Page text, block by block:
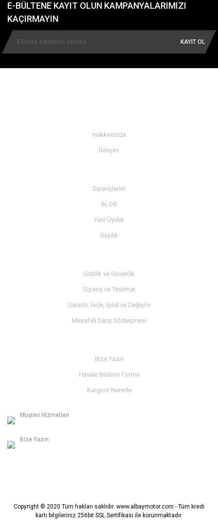
E-BÜLTENE KAYIT OLUN KAMPANYALARIMIZI
KAÇIRMAYIN
KAYIT OL
Hakkımızda
İletişim
Siparişlerim
BLOG
Yeni Üyelik
Bayilik
Gizlilik ve Güvenlik
Sipariş ve Teslimat
Garanti, İade, İptal ve Değişim
Mesafeli Satış Sözleşmesi
Bize Yazın
Havale Bildirim Formu
Kargom Nerede
Müşteri Hizmetleri
Bize Yazın
Copyright © 2020 Tüm hakları saklıdır. www.albaymotor.com - Tüm kredi
kartı bilgileriniz 256bit SSL Sertifikası ile korunmaktadır.